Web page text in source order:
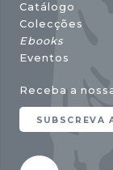
Catálogo
Colecções
Ebooks
Eventos
Receba a
SUBSCREVA